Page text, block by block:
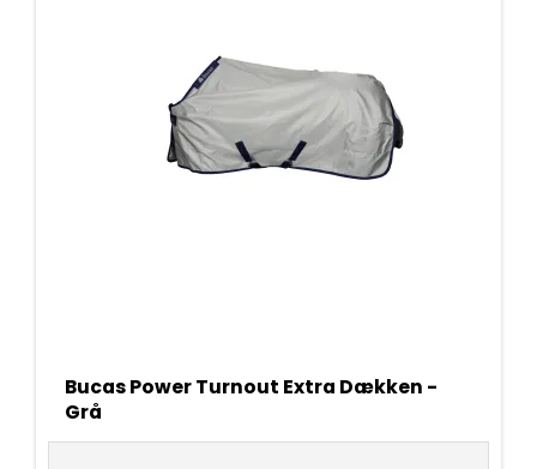
Bucas Power Turnout Extra Dækken -
Grå